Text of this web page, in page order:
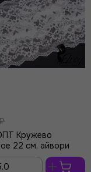
Кружево
22 см, айвори